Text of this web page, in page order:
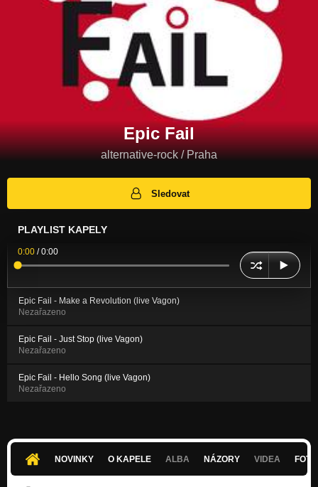
Epic Fail
alternative-rock / Praha
Sledovat
PLAYLIST KAPELY
0:00 /0:00
Epic Fail - Make a Revolution (live Vagon)
Nezařazeno
Epic Fail - Just Stop (live Vagon)
Nezařazeno
Epic Fail - Hello Song (live Vagon)
Nezařazeno
NOVINKY O KAPELE ALBA NÁZORY VIDEA